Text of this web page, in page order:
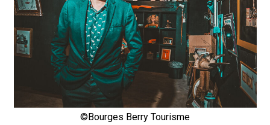
©Bourges Berry Tourisme